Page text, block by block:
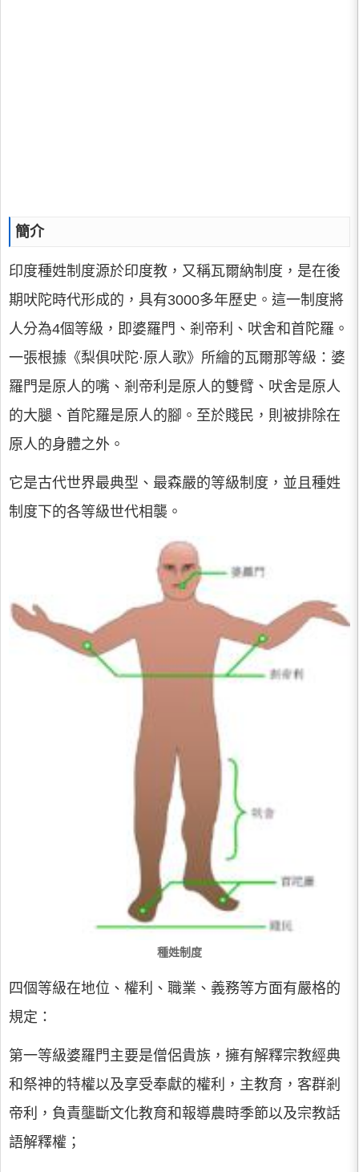
簡介
印度種姓制度源於印度教，又稱瓦爾納制度，是在後
期吠陀時代形成的，具有3000多年歷史。這一制度將
人分為4個等級，即婆羅門、剎帝利、吠舍和首陀羅。
一張根據《梨俱吠陀·原人歌》所繪的瓦爾那等級：婆
羅門是原人的嘴、剎帝利是原人的雙臂、吠舍是原人
的大腿、首陀羅是原人的腳。至於賤民，則被排除在
原人的身體之外。
它是古代世界最典型、最森嚴的等級制度，並且種姓
制度下的各等級世代相襲。
種姓制度
四個等級在地位、權利、職業、義務等方面有嚴格的
規定：
第一等級婆羅門主要是僧侶貴族，擁有解釋宗教經典
和祭神的特權以及享受奉獻的權利，主教育，客群剎
帝利，負責壟斷文化教育和報導農時季節以及宗教話
語解釋權；